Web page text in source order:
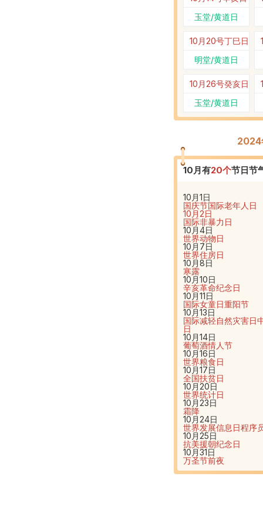
玉堂/黄道日
10月20号丁巳日
明堂/黄道日
10月26号癸亥日
玉堂/黄道日
2024
10月有20个节日节
10月1日
国庆节国际老年人日
10月2日
国际非暴力日
10月4日
世界动物日
10月7日
世界住房日
10月8日
寒露
10月10日
辛亥革命纪念日
10月11日
国际女童日重阳节
10月13日
国际减轻自然灾害日
日
10月14日
葡萄酒情人节
10月16日
世界粮食日
10月17日
全国扶贫日
10月20日
世界统计日
10月23日
霜降
10月24日
世界发展信息日程序
10月25日
抗美援朝纪念日
10月31日
万圣节前夜